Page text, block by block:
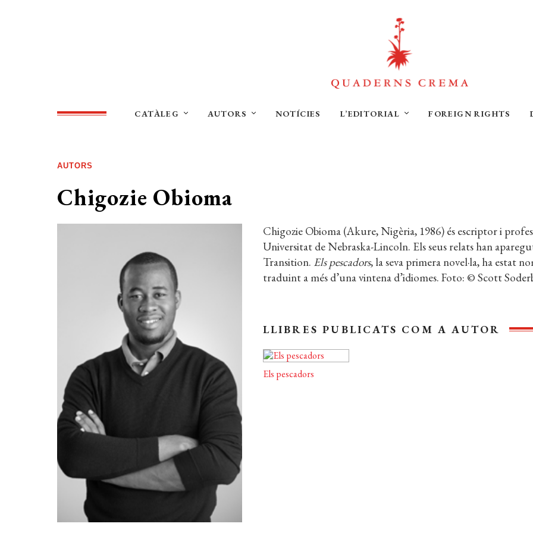
CATÀLEG AUTORS NOTÍCIES L’EDITORIAL FOREIGN RIGHTS
AUTORS
Chigozie Obioma
Chigozie Obioma (Akure, Nigèria, 1986) és escriptor i
Universitat de Nebraska-Lincoln. Els seus relats han
Transition. Els pescadors, la seva primera novel·la, ha estat
traduint a més d’una vintena d’idiomes. Foto: © Scott
LLIBRES PUBLICATS COM A AUTOR
Els pescadors